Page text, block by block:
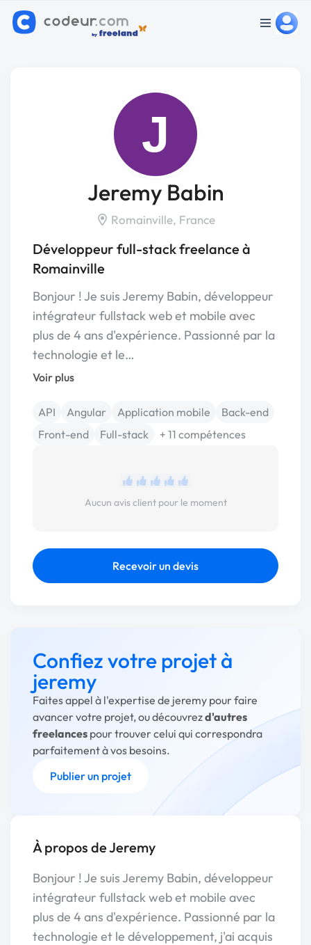
J
Jeremy Babin
Romainville, France
Développeur full-stack freelance à
Romainville
Bonjour ! Je suis Jeremy Babin, développeur
intégrateur fullstack web et mobile avec
plus de 4 ans d'expérience. Passionné par la
technologie et le…
Voir plus
API Angular Application mobile
Back-end
Front-end
Full-stack + 11 compétences
Aucun avis client pour le moment
Recevoir un devis
Confiez votre projet à
jeremy
Faites appel à l'expertise de jeremy pour faire
avancer votre projet, ou découvrezd'autres
freelances pour trouver celui qui correspondra
parfaitement à vos besoins.
Publier un projet
À propos de Jeremy
Bonjour ! Je suis Jeremy Babin, développeur
intégrateur fullstack web et mobile avec
plus de 4 ans d'expérience. Passionné par la
technologie et le développement, j'ai acquis